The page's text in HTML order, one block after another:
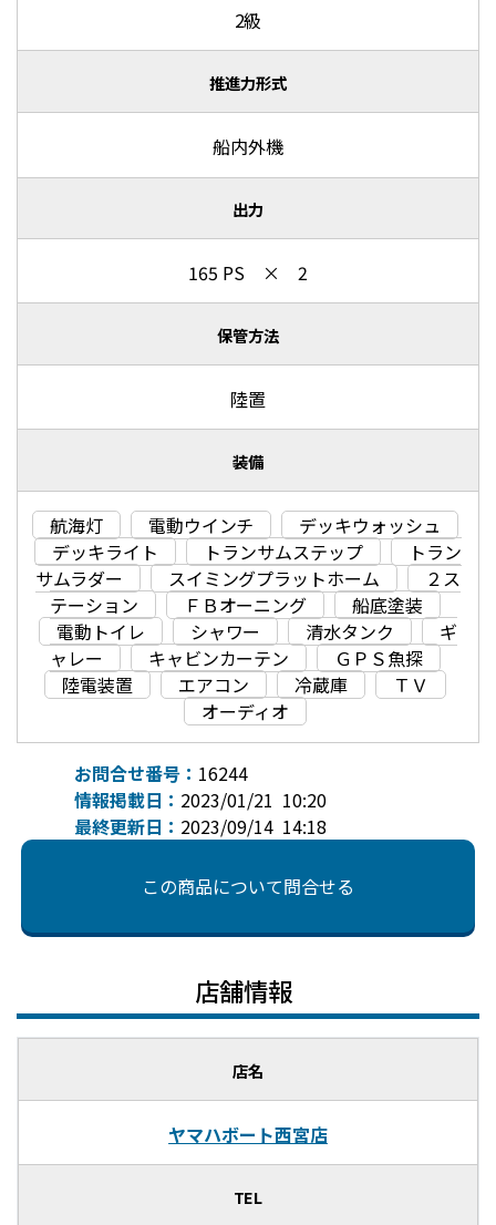
2級
推進力形式
船内外機
出力
165 PS × 2
保管方法
陸置
装備
航海灯 電動ウインチ
デッキウォッシュ
デッキライト
トランサムステップ
トラン
サムラダー
スイミングプラットホーム
２ス
テーション
ＦＢオーニング
船底塗装
電動トイレ
シャワー 清水タンク
ギ
ャレー
キャビンカーテン
ＧＰＳ魚探
陸電装置
エアコン 冷蔵庫
ＴＶ
オーディオ
お問合せ番号： 16244
情報掲載日： 2023/01/21 10:20
最終更新日： 2023/09/14 14:18
この商品について問合せる
店舗情報
店名
ヤマハボート西宮店
TEL